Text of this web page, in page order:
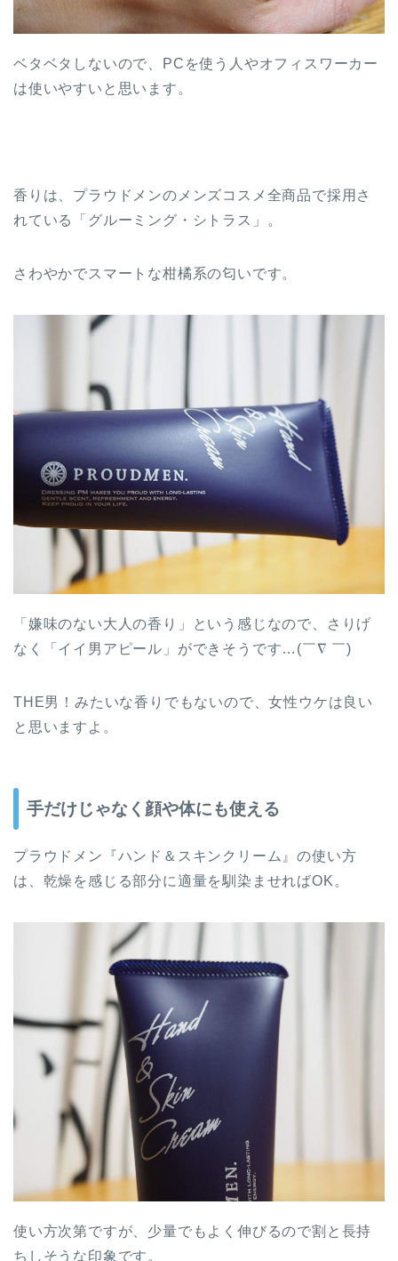
ベタベタしないので、PCを使う人やオフィスワーカー
は使いやすいと思います。
香りは、プラウドメンのメンズコスメ全商品で採用さ
れている「グルーミング・シトラス」。
さわやかでスマートな柑橘系の匂いです。
「嫌味のない大人の香り」という感じなので、さりげ
なく「イイ男アピール」ができそうです…(￣∇ ￣)
THE男！みたいな香りでもないので、女性ウケは良い
と思いますよ。
手だけじゃなく顔や体にも使える
プラウドメン『ハンド＆スキンクリーム』の使い方
は、乾燥を感じる部分に適量を馴染ませればOK。
使い方次第ですが、少量でもよく伸びるので割と長持
ちしそうな印象です。